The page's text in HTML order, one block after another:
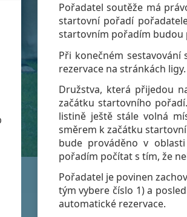
Pořadatel soutěže má
startovní pořadí
startovním pořadím budou
Při konečném
rezervace na stránkách ligy.
Družstva, která přijedou
začátku startovního
listině ještě stále volná
směrem k začátku
bude prováděno v
pořadím počítat s tím, že
Pořadatel je povinen
tým vybere číslo 1) a
automatické rezervace.